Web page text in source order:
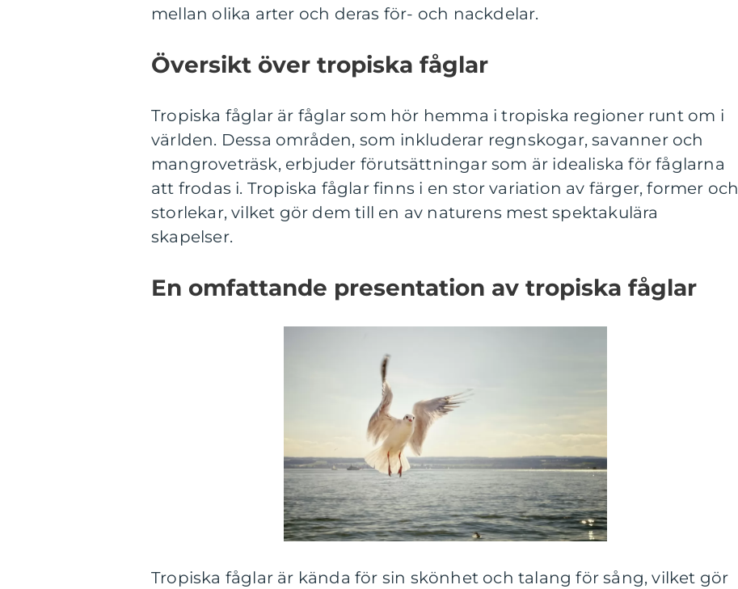
mellan olika arter och deras för- och nackdelar.
Översikt över tropiska fåglar
Tropiska fåglar är fåglar som hör hemma i tropiska regioner runt om i
världen. Dessa områden, som inkluderar regnskogar, savanner och
mangroveträsk, erbjuder förutsättningar som är idealiska för fåglarna
att frodas i. Tropiska fåglar finns i en stor variation av färger, former och
storlekar, vilket gör dem till en av naturens mest spektakulära
skapelser.
En omfattande presentation av tropiska fåglar
Tropiska fåglar är kända för sin skönhet och talang för sång, vilket gör